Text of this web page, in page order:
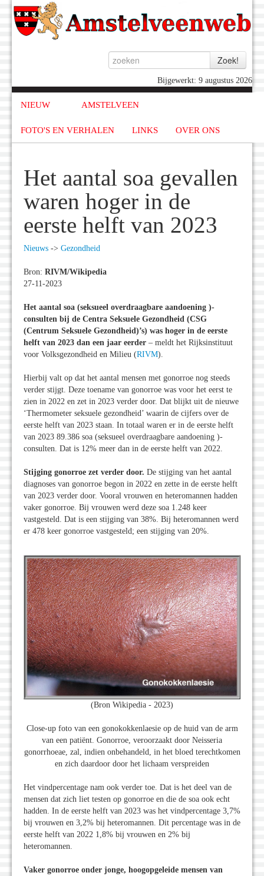
Bijgewerkt: 9 augustus 2026
NIEUW AMSTELVEEN
FOTO'S EN VERHALEN LINKS OVER ONS
Het aantal soa gevallen
waren hoger in de
eerste helft van 2023
Nieuws -> Gezondheid
Bron: RIVM/Wikipedia
27-11-2023
Het aantal soa (seksueel overdraagbare aandoening )-
consulten bij de Centra Seksuele Gezondheid (CSG
(Centrum Seksuele Gezondheid)’s) was hoger in de eerste
helft van 2023 dan een jaar eerder – meldt het Rijksinstituut
voor Volksgezondheid en Milieu (RIVM).
Hierbij valt op dat het aantal mensen met gonorroe nog steeds
verder stijgt. Deze toename van gonorroe was voor het eerst te
zien in 2022 en zet in 2023 verder door. Dat blijkt uit de nieuwe
‘Thermometer seksuele gezondheid’ waarin de cijfers over de
eerste helft van 2023 staan. In totaal waren er in de eerste helft
van 2023 89.386 soa (seksueel overdraagbare aandoening )-
consulten. Dat is 12% meer dan in de eerste helft van 2022.
Stijging gonorroe zet verder door. De stijging van het aantal
diagnoses van gonorroe begon in 2022 en zette in de eerste helft
van 2023 verder door. Vooral vrouwen en heteromannen hadden
vaker gonorroe. Bij vrouwen werd deze soa 1.248 keer
vastgesteld. Dat is een stijging van 38%. Bij heteromannen werd
er 478 keer gonorroe vastgesteld; een stijging van 20%.
(Bron Wikipedia - 2023)
Close-up foto van een gonokokkenlaesie op de huid van de arm
van een patiënt. Gonorroe, veroorzaakt door Neisseria
gonorrhoeae, zal, indien onbehandeld, in het bloed terechtkomen
en zich daardoor door het lichaam verspreiden
Het vindpercentage nam ook verder toe. Dat is het deel van de
mensen dat zich liet testen op gonorroe en die de soa ook echt
hadden. In de eerste helft van 2023 was het vindpercentage 3,7%
bij vrouwen en 3,2% bij heteromannen. Dit percentage was in de
eerste helft van 2022 1,8% bij vrouwen en 2% bij
heteromannen.
Vaker gonorroe onder jonge, hoogopgeleide mensen van